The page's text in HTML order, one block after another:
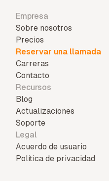
Empresa
Sobre nosotros
Precios
Reservar una llamada
Carreras
Contacto
Recursos
Blog
Actualizaciones
Soporte
Legal
Acuerdo de usuario
Política de privacidad